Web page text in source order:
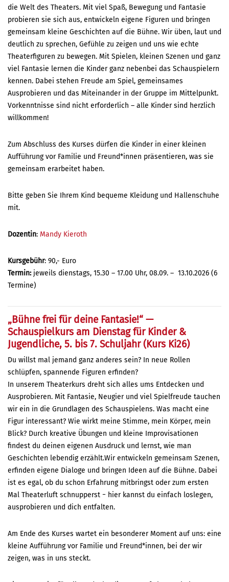
die Welt des Theaters. Mit viel Spaß, Bewegung und Fantasie
probieren sie sich aus, entwickeln eigene Figuren und bringen
gemeinsam kleine Geschichten auf die Bühne. Wir üben, laut und
deutlich zu sprechen, Gefühle zu zeigen und uns wie echte
Theaterfiguren zu bewegen. Mit Spielen, kleinen Szenen und ganz
viel Fantasie lernen die Kinder ganz nebenbei das Schauspielern
kennen. Dabei stehen Freude am Spiel, gemeinsames
Ausprobieren und das Miteinander in der Gruppe im Mittelpunkt.
Vorkenntnisse sind nicht erforderlich – alle Kinder sind herzlich
willkommen!
Zum Abschluss des Kurses dürfen die Kinder in einer kleinen
Aufführung vor Familie und Freund*innen präsentieren, was sie
gemeinsam erarbeitet haben.
Bitte geben Sie Ihrem Kind bequeme Kleidung und Hallenschuhe
mit.
Dozentin: Mandy Kieroth
Kursgebühr: 90,- Euro
Termin: jeweils dienstags, 15.30 – 17.00 Uhr, 08.09. – 13.10.2026 (6
Termine)
„Bühne frei für deine Fantasie!“ —
Schauspielkurs am Dienstag für Kinder &
Jugendliche, 5. bis 7. Schuljahr (Kurs Ki26)
Du willst mal jemand ganz anderes sein? In neue Rollen
schlüpfen, spannende Figuren erfinden?
In unserem Theaterkurs dreht sich alles ums Entdecken und
Ausprobieren. Mit Fantasie, Neugier und viel Spielfreude tauchen
wir ein in die Grundlagen des Schauspielens. Was macht eine
Figur interessant? Wie wirkt meine Stimme, mein Körper, mein
Blick? Durch kreative Übungen und kleine Improvisationen
findest du deinen eigenen Ausdruck und lernst, wie man
Geschichten lebendig erzählt.Wir entwickeln gemeinsam Szenen,
erfinden eigene Dialoge und bringen Ideen auf die Bühne. Dabei
ist es egal, ob du schon Erfahrung mitbringst oder zum ersten
Mal Theaterluft schnupperst − hier kannst du einfach loslegen,
ausprobieren und dich entfalten.
Am Ende des Kurses wartet ein besonderer Moment auf uns: eine
kleine Aufführung vor Familie und Freund*innen, bei der wir
zeigen, was in uns steckt.